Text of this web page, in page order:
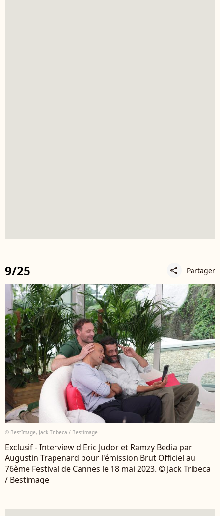
9/25 share Partager
© BestImage, Jack Tribeca / Bestimage
Exclusif - Interview d'Eric Judor et Ramzy Bedia par
Augustin Trapenard pour l'émission Brut Officiel au
76ème Festival de Cannes le 18 mai 2023. © Jack Tribeca
/ Bestimage